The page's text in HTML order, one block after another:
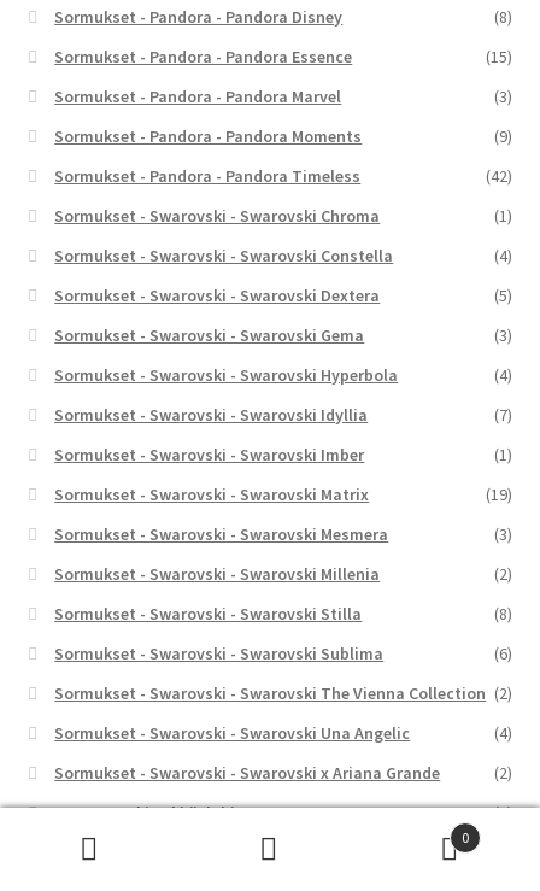
Sormukset - Pandora - Pandora Disney
(8)
Sormukset - Pandora - Pandora Essence
(15)
Sormukset - Pandora - Pandora Marvel
(3)
Sormukset - Pandora - Pandora Moments
(9)
Sormukset - Pandora - Pandora Timeless
(42)
Sormukset - Swarovski - Swarovski Chroma
(1)
Sormukset - Swarovski - Swarovski Constella
(4)
Sormukset - Swarovski - Swarovski Dextera
(5)
Sormukset - Swarovski - Swarovski Gema
(3)
Sormukset - Swarovski - Swarovski Hyperbola
(4)
Sormukset - Swarovski - Swarovski Idyllia
(7)
Sormukset - Swarovski - Swarovski Imber
(1)
Sormukset - Swarovski - Swarovski Matrix
(19)
Sormukset - Swarovski - Swarovski Mesmera
(3)
Sormukset - Swarovski - Swarovski Millenia
(2)
Sormukset - Swarovski - Swarovski Stilla
(8)
Sormukset - Swarovski - Swarovski Sublima
(6)
Sormukset - Swarovski - Swarovski The Vienna Collection (2)
Sormukset - Swarovski - Swarovski Una Angelic
(4)
Sormukset - Swarovski - Swarovski x Ariana Grande
(2)
Sormusrenki - Ykköslahjat
(4)
0